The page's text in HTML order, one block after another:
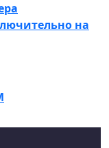
на